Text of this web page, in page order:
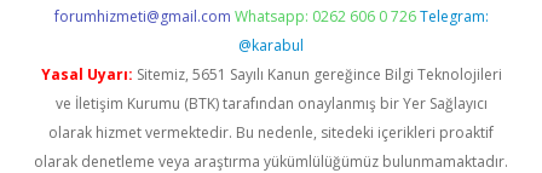
forumhizmeti@gmail.com Whatsapp: 0262 606 0 726 Telegram:
@karabul
Yasal Uyarı: Sitemiz, 5651 Sayılı Kanun gereğince Bilgi Teknolojileri
ve İletişim Kurumu (BTK) tarafından onaylanmış bir Yer Sağlayıcı
olarak hizmet vermektedir. Bu nedenle, sitedeki içerikleri proaktif
olarak denetleme veya araştırma yükümlülüğümüz bulunmamaktadır.